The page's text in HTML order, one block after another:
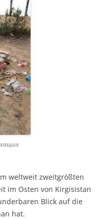
weltweit zweitgrößten
im Osten von Kirgisistan
Blick auf die
hat.